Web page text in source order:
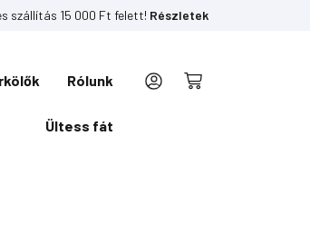
szállítás 15 000 Ft felett! Részletek
Rólunk
Ültess fát
Kosár